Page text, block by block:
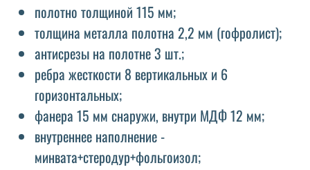
полотно толщиной 115 мм;
толщина металла полотна 2,2 мм (гофролист);
антисрезы на полотне 3 шт.;
ребра жесткости 8 вертикальных и 6
горизонтальных;
фанера 15 мм снаружи, внутри МДФ 12 мм;
внутреннее наполнение -
минвата+стеродур+фольгоизол;